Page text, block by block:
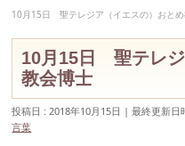
10月15日 聖テレジア（イエスの）おと
10月15日 聖テレ
教会博士
投稿日 : 2018年10月15日 最終更新日
言葉